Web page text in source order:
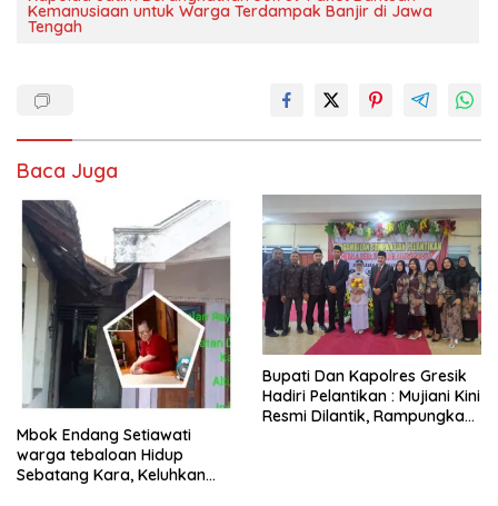
Kemanusiaan untuk Warga Terdampak Banjir di Jawa
Tengah
Baca Juga
Mbok Endang Setiawati
warga tebaloan Hidup
Sebatang Kara, Keluhkan
​Bupati Dan Kapolres Gresik
Hadiri Pelantikan : Mujiani Kini
Resmi Dilantik, Rampungkan